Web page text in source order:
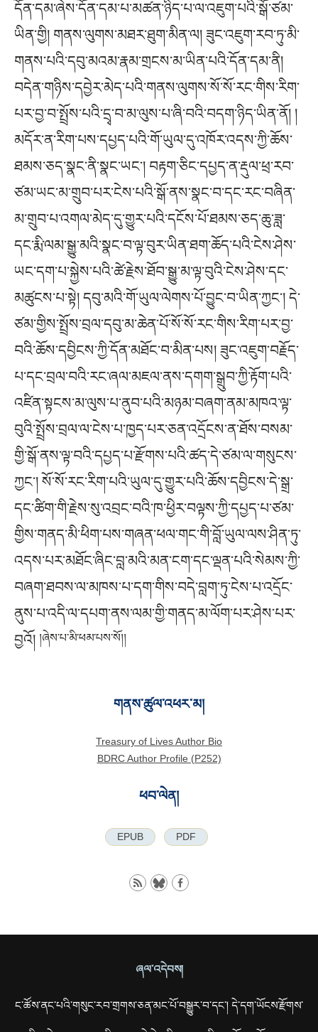
དོན་དམ་ཞེས་དོན་དམ་པ་མཚན་ཉིད་པ་ལ་འཇུག་པའི་སྒོ་ཙམ་
ཡིན་གྱི། གནས་ལུགས་མཐར་ཐུག་མིན་ལ། ཟུང་འཇུག་རབ་ཏུ་མི་
གནས་པའི་དབུ་མའམ་རྣམ་གྲངས་མ་ཡིན་པའི་དོན་དམ་ནི།
བདེན་གཉིས་དབྱེར་མེད་པའི་གནས་ལུགས་སོ་སོ་རང་གིས་རིག་
པར་བྱ་བ་སྤྲོས་པའི་དྲྭ་བ་མ་ལུས་པ་ཞི་བའི་བདག་ཉིད་ཡིན་ནོ། །
མདོར་ན་རིག་པས་དཔྱད་པའི་གོ་ཡུལ་དུ་འཁོར་འདས་ཀྱི་ཆོས་
ཐམས་ཅད་སྣང་ནི་སྣང་ཡང་། བརྟག་ཅིང་དཔྱད་ན་རྡུལ་ཕྲ་རབ་
ཙམ་ཡང་མ་གྲུབ་པར་ངེས་པའི་སྒོ་ནས་སྣང་བ་དང་རང་བཞིན་
མ་གྲུབ་པ་འགལ་མེད་དུ་གྱུར་པའི་དངོས་པོ་ཐམས་ཅད་ཆུ་ཟླ་
དང་རྨི་ལམ་སྒྱུ་མའི་སྣང་བ་ལྟ་བུར་ཡིན་ཐག་ཆོད་པའི་ངེས་ཤེས་
ཡང་དག་པ་སྐྱེས་པའི་ཚེ་རྗེས་ཐོབ་སྒྱུ་མ་ལྟ་བུའི་ངེས་ཤེས་དང་
མཚུངས་པ་སྟེ། དབུ་མའི་གོ་ཡུལ་ལེགས་པོ་བྱུང་བ་ཡིན་ཀྱང་། དེ་
ཙམ་གྱིས་སྤྲོས་བྲལ་དབུ་མ་ཆེན་པོ་སོ་སོ་རང་གིས་རིག་པར་བྱ་
བའི་ཆོས་དབྱིངས་ཀྱི་དོན་མཐོང་བ་མིན་པས། ཟུང་འཇུག་བརྗོད་
པ་དང་བྲལ་བའི་རང་ཞལ་མཇལ་ནས་དགག་སྒྲུབ་ཀྱི་རྟོག་པའི་
འཛིན་སྟངས་མ་ལུས་པ་ནུབ་པའི་མཉམ་བཞག་ནམ་མཁའ་ལྟ་
བུའི་སྤྲོས་བྲལ་ལ་ངེས་པ་ཁྱད་པར་ཅན་འདྲོངས་ན་ཐོས་བསམ་
གྱི་སྒོ་ནས་ལྟ་བའི་དཔྱད་པ་རྫོགས་པའི་ཚད་དེ་ཙམ་ལ་གསུངས་
ཀྱང་། སོ་སོ་རང་རིག་པའི་ཡུལ་དུ་གྱུར་པའི་ཆོས་དབྱིངས་དེ་སྒྲ་
དང་ཚིག་གི་རྗེས་སུ་འབྲང་བའི་ཁ་ཕྱིར་བལྟས་ཀྱི་དཔྱད་པ་ཙམ་
གྱིས་གནད་མི་ཕིག་པས་གཞན་ཕལ་གང་གི་བློ་ཡུལ་ལས་ཤིན་ཏུ་
འདས་པར་མཐོང་ཞིང་བླ་མའི་མན་ངག་དང་ལྡན་པའི་སེམས་ཀྱི་
བཞག་ཐབས་ལ་མཁས་པ་དག་གིས་བདེ་བླག་ཏུ་ངེས་པ་འདྲོང་
ནུས་པ་འདི་ལ་དཔག་ནས་ལམ་གྱི་གནད་མ་ལོག་པར་ཤེས་པར་
བྱའོ། །ཞེས་པ་མི་ཕམ་པས་སོ།།
གནས་ཚུལ་འཕར་མ།
Treasury of Lives Author Bio
BDRC Author Profile (P252)
ཕབ་ལེན།
EPUB PDF
ཞལ་འདེབས།
ང་ཚོས་ནང་པའི་གསུང་རབ་གྲགས་ཅན་མང་པོ་བསྒྱུར་བ་དང་། དེ་དག་ཡོངས་རྫོགས་